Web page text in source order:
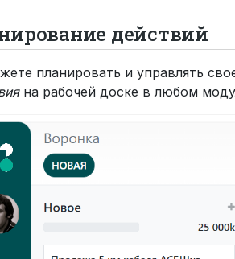
действий
планировать и управлять
на рабочей доске в любом